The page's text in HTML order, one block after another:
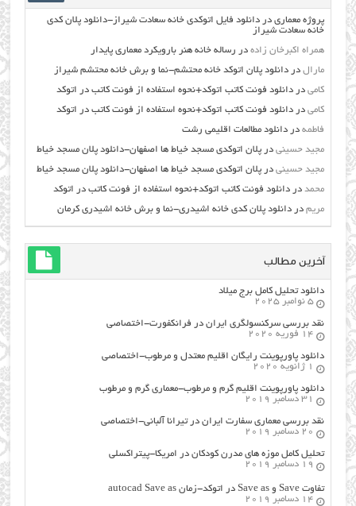
پروژه معماری دردانلود فایل اتوکدی خانه سعادت شیراز-دانلود پلان کدی
خانه سعادت شیراز
همراه اکبرخان زاده در رساله خانه هنر بارویکرد معماری پایدار
مارال دردانلود پلان اتوکد خانه محتشم-نما و برش خانه محتشم شیراز
کامی دردانلود فونت کاتب اتوکد+نحوه استفاده از فونت کاتب در اتوکد
کامی دردانلود فونت کاتب اتوکد+نحوه استفاده از فونت کاتب در اتوکد
فاطمه دردانلود مطالعات اقليمي رشت
مجید حسینی درپلان اتوکدی مسجد خیاط ها اصفهان-دانلود پلان مسجد خیاط
مجید حسینی درپلان اتوکدی مسجد خیاط ها اصفهان-دانلود پلان مسجد خیاط
محمد دردانلود فونت کاتب اتوکد+نحوه استفاده از فونت کاتب در اتوکد
مریم دردانلود پلان کدی خانه اشیدری-نما و برش خانه اشیدری کرمان
آخرین مطالب
دانلود تحلیل کامل برج میلاد
5 نوامبر 2025
نقد بررسی سرکنسولگری ایران در فرانکفورت-اختصاصی
14 فوریه 2020
دانلود پاورپوینت رایگان اقلیم معتدل و مرطوب-اختصاصی
1 ژانویه 2020
دانلود پاورپوینت اقلیم گرم و مرطوب-معماری گرم و مرطوب
31 دسامبر 2019
نقد بررسی معماری سفارت ایران در تیرانا آلبانی-اختصاصی
20 دسامبر 2019
تحلیل کامل موزه های مدرن کودکان در امریکا-پیتراکسلی
19 دسامبر 2019
تفاوت Save و Save as در اتوکد-زمان autocad Save as
14 دسامبر 2019